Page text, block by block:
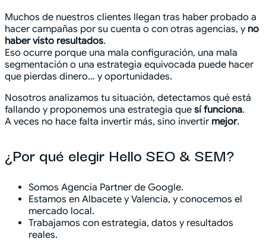
Muchos de nuestros clientes llegan tras haber probado a
hacer campañas por su cuenta o con otras agencias, y no
haber visto resultados.
Eso ocurre porque una mala configuración, una mala
segmentación o una estrategia equivocada puede hacer
que pierdas dinero… y oportunidades.
Nosotros analizamos tu situación, detectamos qué está
fallando y proponemos una estrategia que sí funciona.
A veces no hace falta invertir más, sino invertir mejor.
¿Por qué elegir Hello SEO & SEM?
Somos Agencia Partner de Google.
Estamos en Albacete y Valencia, y conocemos el
mercado local.
Trabajamos con estrategia, datos y resultados
reales.